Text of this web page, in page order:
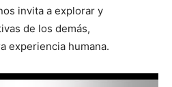
invita a explorar y
de los demás,
experiencia humana.